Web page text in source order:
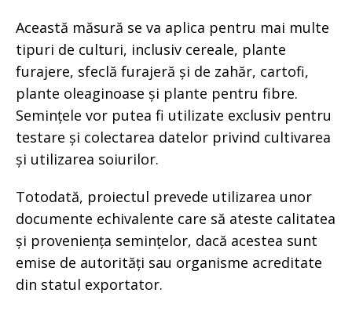
Această măsură se va aplica pentru mai multe
tipuri de culturi, inclusiv cereale, plante
furajere, sfeclă furajeră și de zahăr, cartofi,
plante oleaginoase și plante pentru fibre.
Semințele vor putea fi utilizate exclusiv pentru
testare și colectarea datelor privind cultivarea
și utilizarea soiurilor.
Totodată, proiectul prevede utilizarea unor
documente echivalente care să ateste calitatea
și proveniența semințelor, dacă acestea sunt
emise de autorități sau organisme acreditate
din statul exportator.